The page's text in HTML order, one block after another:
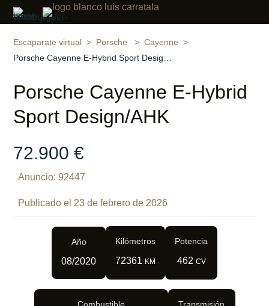
‹ ›
Compartir
Escaparate virtual Porsche
Cayenne
Porsche Cayenne E-Hybrid
Sport Design/AHK
72.900 €
Anuncio: 92447
Publicado el 23 de febrero de 2026
Año
08/2020
Kilómetros
72361 KM
Potencia
462 CV